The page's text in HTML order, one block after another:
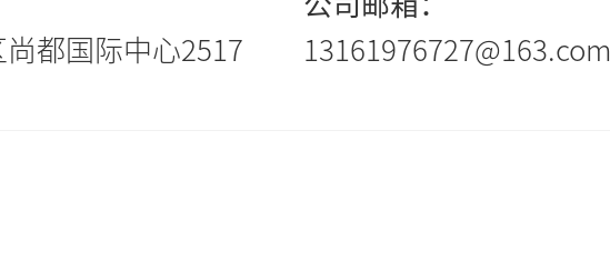
都国际中心2517
13161976727@163.com